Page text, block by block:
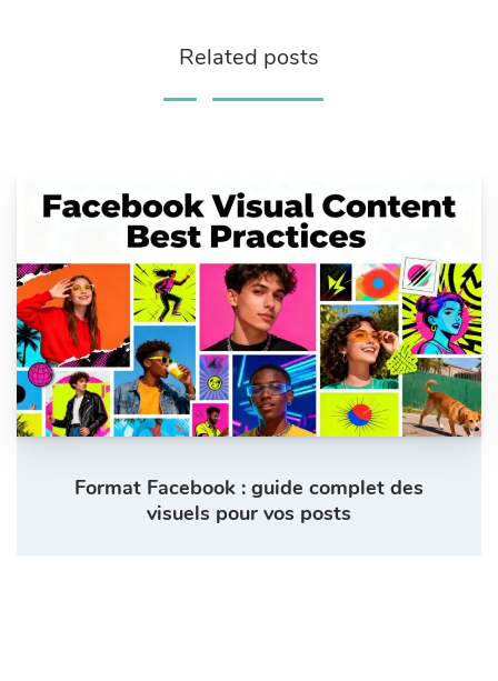
Related posts
Format Facebook : guide complet des
visuels pour vos posts